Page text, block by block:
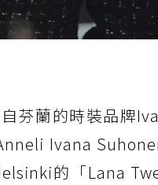
芬蘭的時裝品牌
Ivana
的「Lana